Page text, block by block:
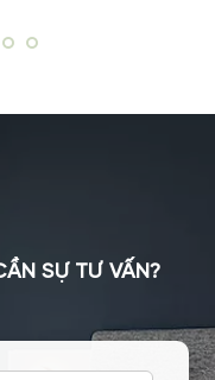
SỰ TƯ VẤN?